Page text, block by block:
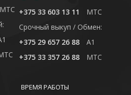
MTC +375 33 603 13 11
MTC
Cрочный выкуп / Обмен:
+375 29 657 26 88
A1
+375 33 357 26 88
MTC
ВРЕМЯ РАБОТЫ